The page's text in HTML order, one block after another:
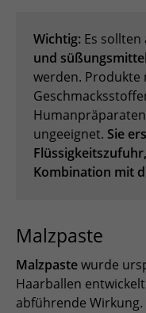
Wichtig: Es
und
werden. Produkte
ungeeignet. Sie
Kombination mit
Malzpaste
Malzpastewurde
Haarballen
abführende